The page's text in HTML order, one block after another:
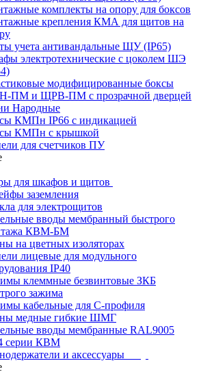
комплекты на опору для боксов
крепления КМА для щитов на
учета антивандальные ЩУ (IP65)
электротехнические с цоколем ШЭ
модифицированные боксы
ПМ и ЩРВ-ПМ с прозрачной дверцей
Народные
КМПн IP66 с индикацией
КМПн с крышкой
для счетчиков ПУ
для шкафов и щитов
заземления
для электрощитов
вводы мембранный быстрого
КВМ-БМ
на цветных изоляторах
лицевые для модульного
IP40
клеммные безвинтовые ЗКБ
зажима
кабельные для С-профиля
медные гибкие ШМГ
вводы мембранные RAL9005
серии КВМ
и аксессуары